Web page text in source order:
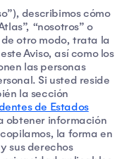
describimos cómo
“nosotros” o
otro modo, trata la
Aviso, así como los
las personas
Si usted reside
la sección
de Estados
obtener información
la forma en
sus derechos